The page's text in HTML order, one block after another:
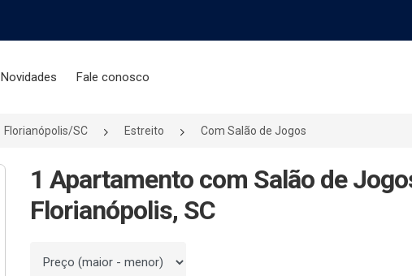
Novidades Fale conosco
Florianópolis/SC Estreito Com Salão de Jogos
1 Apartamento com Salão de
Florianópolis, SC
Ordenar por